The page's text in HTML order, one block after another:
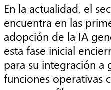
En la actualidad, el
encuentra en las
adopción de la IA
esta fase inicial
para su integración a
funciones operativas